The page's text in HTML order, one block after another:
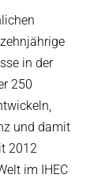
in der
250
und damit
2012
im IHEC